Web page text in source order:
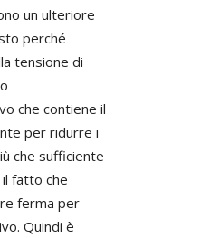
un ulteriore
perché
tensione di
che contiene il
per ridurre i
che sufficiente
fatto che
ferma per
Quindi è